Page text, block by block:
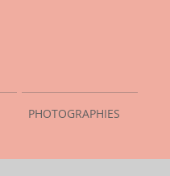
PHOTOGRAPHIES